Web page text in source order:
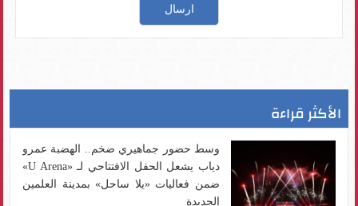
الأكثر قراءة
وسط حضور جماهيري ضخم.. الهضبة عمرو
دياب يشعل الحفل الافتتاحي لـ «U Arena»
ضمن فعاليات «يلا ساحل» بمدينة العلمين
الجديدة